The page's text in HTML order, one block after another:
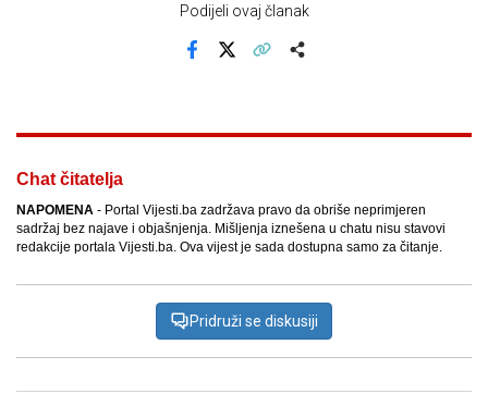
Podijeli ovaj članak
Chat čitatelja
NAPOMENA - Portal Vijesti.ba zadržava pravo da obriše neprimjeren
sadržaj bez najave i objašnjenja. Mišljenja iznešena u chatu nisu stavovi
redakcije portala Vijesti.ba. Ova vijest je sada dostupna samo za čitanje.
Pridruži se diskusiji